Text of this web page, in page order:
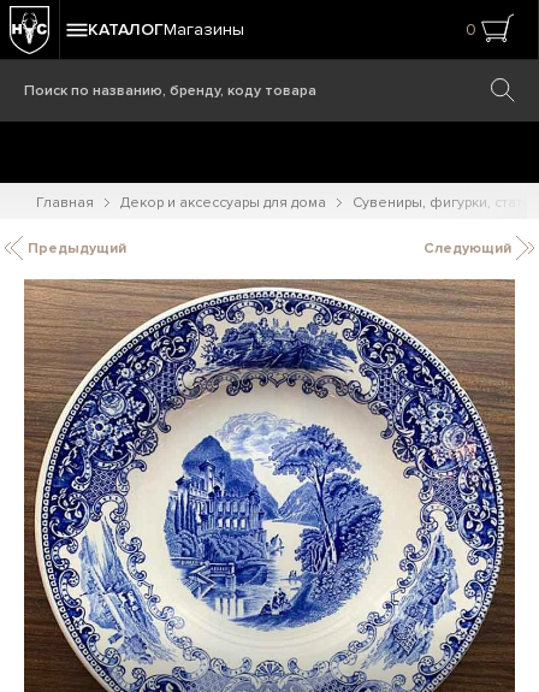
КАТАЛОГМагазины 0
Главная Декор и аксессуары для дома Сувениры, фигурки,
Предыдущий Следующий